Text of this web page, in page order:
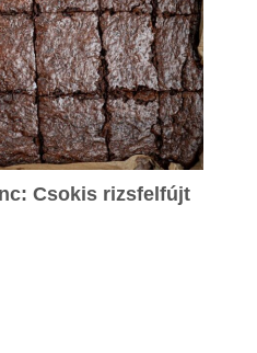
Csokis rizsfelfújt